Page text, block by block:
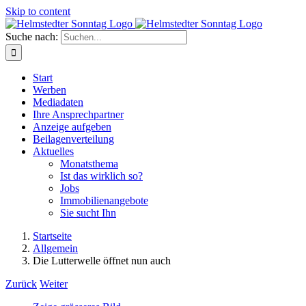
Skip to content
Suche nach:
Start
Werben
Mediadaten
Ihre Ansprechpartner
Anzeige aufgeben
Beilagenverteilung
Aktuelles
Monatsthema
Ist das wirklich so?
Jobs
Immobilienangebote
Sie sucht Ihn
Startseite
Allgemein
Die Lutterwelle öffnet nun auch
Zurück Weiter